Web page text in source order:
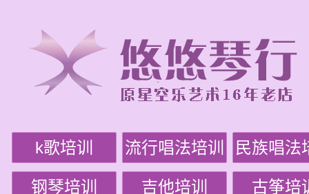
k歌培训 流行唱法培训 民族唱法
钢琴培训 吉他培训 古筝培